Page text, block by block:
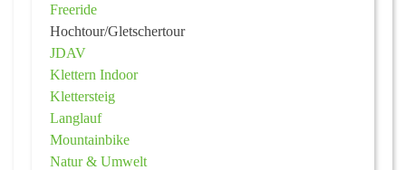
Freeride
Hochtour/Gletschertour
JDAV
Klettern Indoor
Klettersteig
Langlauf
Mountainbike
Natur & Umwelt